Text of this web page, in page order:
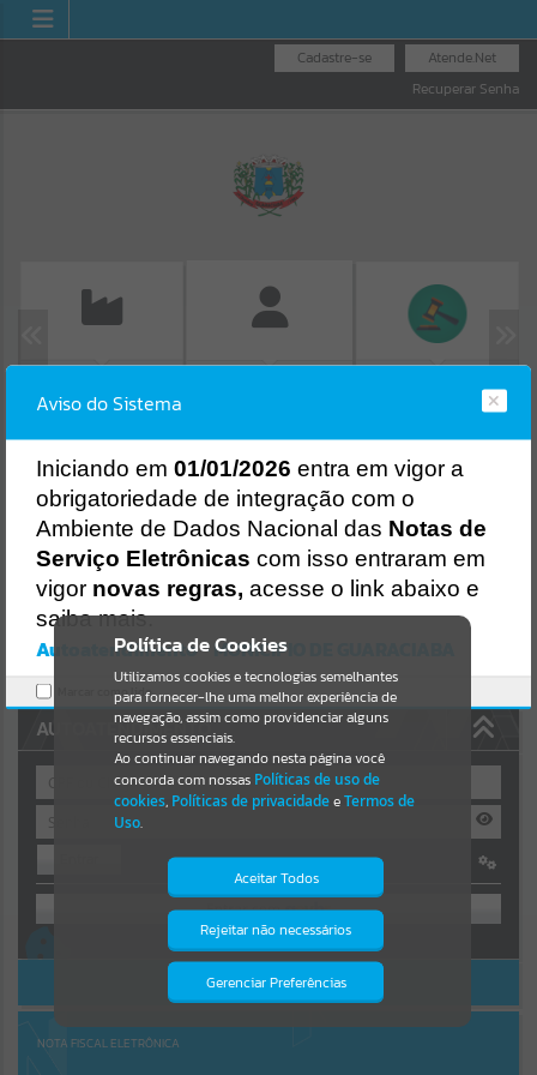
Atende.Net
Cadastre-se
Recuperar Senha
ISS/ALVARÁ
Resultados para""
Portais
Por favor, aguarde...
NOTÍCIAS
Por favor, aguarde...
Por favor, aguarde...
AUTOATENDIMENTO
OU
Cadastre-se|Recuperar Senha
ACESSAR SEM LOGIN
NOTA FISCAL ELETRÔNICA
Política de Cookies
Utilizamos cookies e tecnologias semelhantes
para fornecer-lhe uma melhor experiência de
navegação, assim como providenciar alguns
recursos essenciais.
Ao continuar navegando nesta página você
concorda com nossas Políticas de uso de
cookies, Políticas de privacidadeeTermos de
Uso.
Aceitar Todos
Rejeitar não necessários
Gerenciar Preferências
Isto significa que diversos recursos
providenciados poderão não estar
Aviso do Sistema
Iniciando em 01/01/2026 entra em vigor a
obrigatoriedade de integração com o
Ambiente de Dados Nacional das Notas de
Serviço Eletrônicas com isso entraram em
vigor novas regras, acesse o link abaixo e
saiba mais.
Autoatendimento - MUNICIPIO DE GUARACIABA
Marcar como lido.
Erro
SISTEMA
Gerenciamento do Sistema
CÓDIGO DA MENSAGEM:EST-000040
Ocorreu um erro de script:
Uncaught SyntaxError: Unexpected token '('
https://guaraciaba.atende.net/https:/guaraciaba.atende.net/cidadao/
pagina/licitacao-dispensa-04-2020-processo-licitatorio-88-2020-
pmgba/static/bundle/wpo_index_2_base_l2_portal_editores_sync_
d9fb77cfd5741fafc9972edc7a641fea.js?v=83d4f602:47
Verificar Mais Detalhes
OK